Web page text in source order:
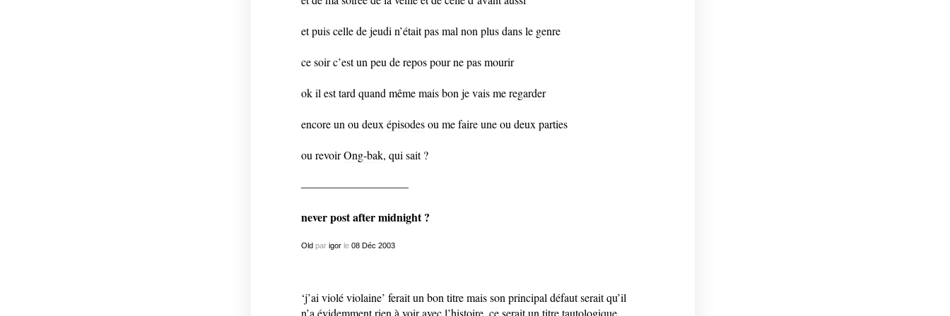
et puis celle de jeudi n’était pas mal non plus dans le genre
ce soir c’est un peu de repos pour ne pas mourir
ok il est tard quand même mais bon je vais meregarder
encore un ou deuxépisodesou me faire une ou deux parties
ou revoirOng-bak, qui sait ?
—————————–
never post after midnight ?
Oldpar igorle 08 Déc 2003
‘j’ai violé violaine’ ferait un bon titre mais son principal défaut serait qu’il